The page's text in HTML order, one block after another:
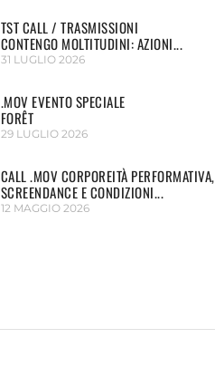
TST CALL / TRASMISSIONI
CONTENGO MOLTITUDINI: AZIONI...
31 LUGLIO 2026
.MOV EVENTO SPECIALE
FORÊT
29 LUGLIO 2026
CALL .MOV CORPOREITÀ PERFORMATIVA,
SCREENDANCE E CONDIZIONI...
12 MAGGIO 2026